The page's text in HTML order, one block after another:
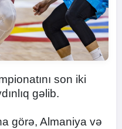
son iki
gəlib.
görə, Almaniya və